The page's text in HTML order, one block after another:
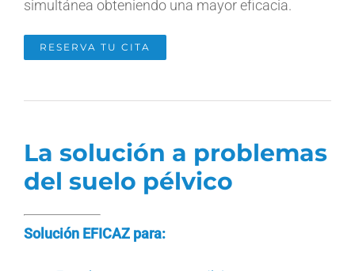
simultánea obteniendo una mayor eficacia.
RESERVA TU CITA
La solución a problemas
del suelo pélvico
Solución EFICAZ para: